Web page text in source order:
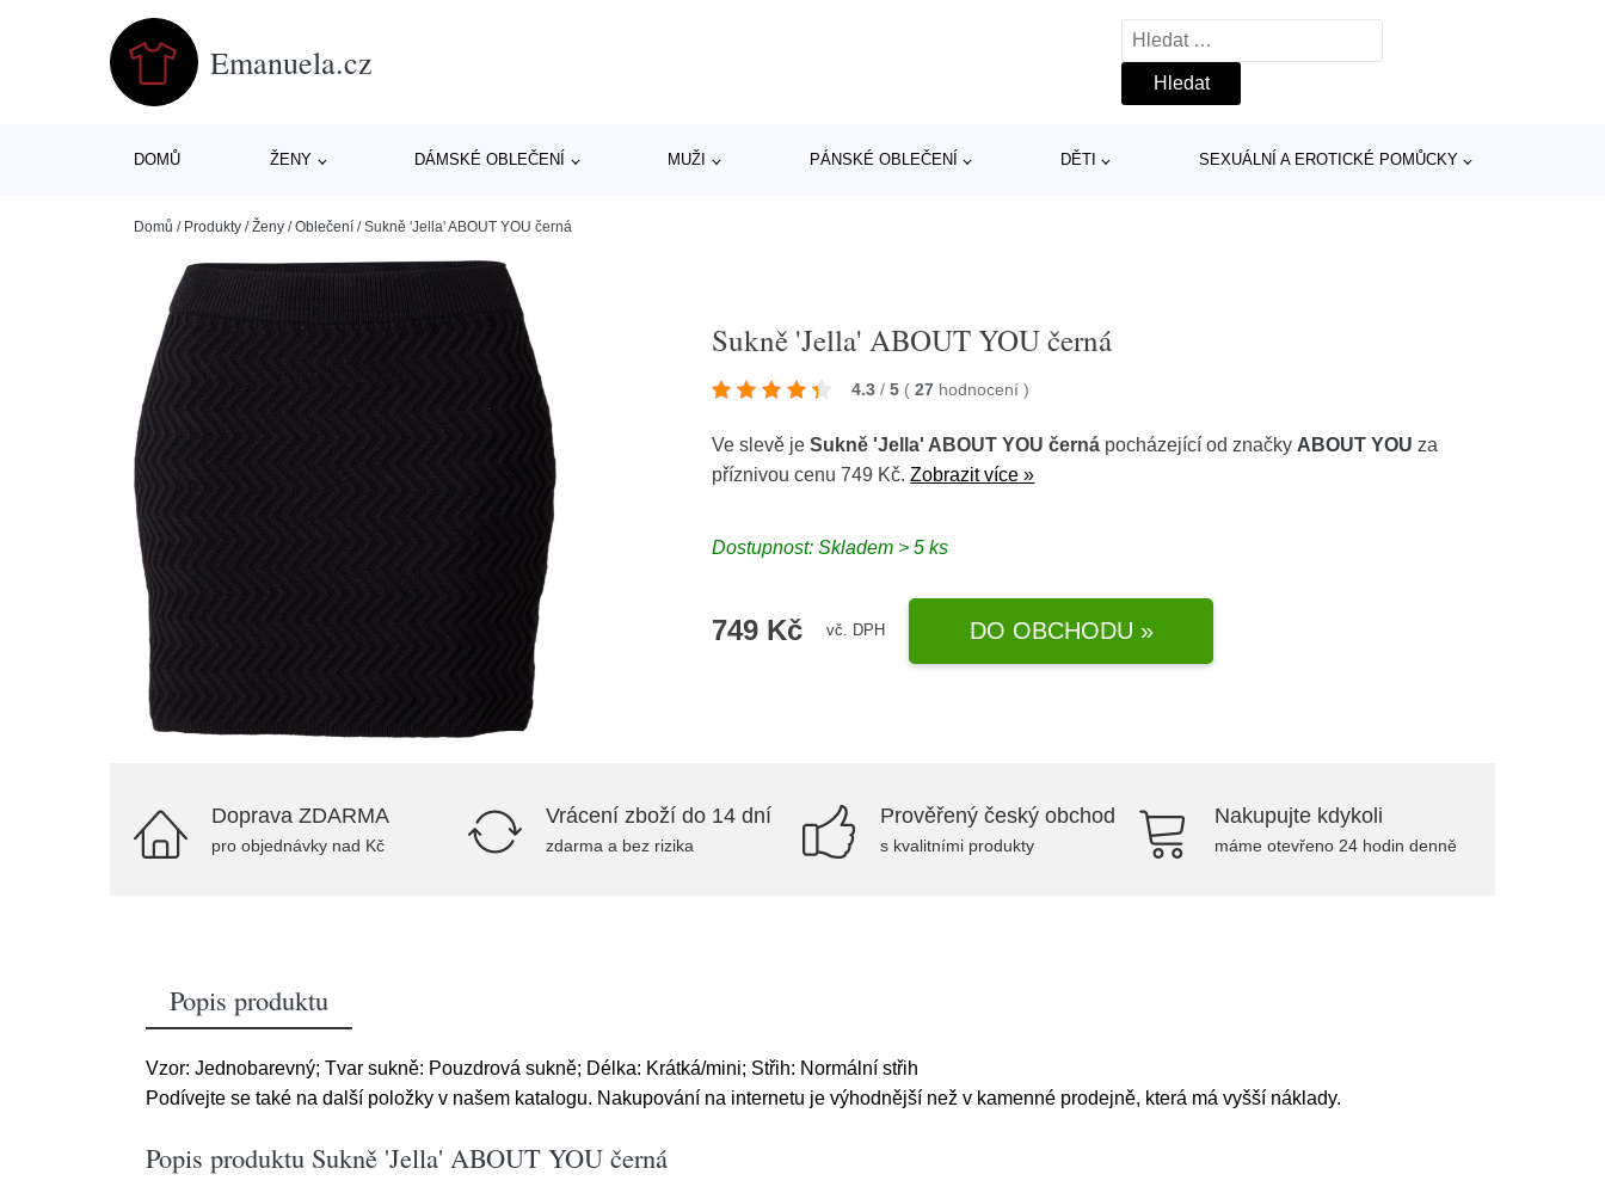
Emanuela.cz
Vyhledávání
DOMŮ ŽENY DÁMSKÉ OBLEČENÍ MUŽI PÁNSKÉ OBLEČENÍ DĚTI SEXUÁLNÍ A EROTICKÉ POMŮCKY
Domů / Produkty /Ženy /Oblečení /Sukně 'Jella' ABOUT YOU černá
Sukně 'Jella' ABOUT YOU černá
4.3 / 5 ( 27 hodnocení)
Ve slevě jeSukně 'Jella' ABOUT YOU černá pocházející od značky ABOUT YOU za
příznivou cenu 749 Kč.Zobrazit více »
Dostupnost: Skladem > 5 ks
749 Kč vč. DPH DO OBCHODU »
Doprava ZDARMA
pro objednávky nad Kč
Vrácení zboží do 14 dní
zdarma a bez rizika
Prověřený český obchod
s kvalitními produkty
Nakupujte kdykoli
máme otevřeno 24 hodin denně
Popis produktu
Vzor: Jednobarevný; Tvar sukně: Pouzdrová sukně; Délka: Krátká/mini; Střih: Normální střih
Podívejte se také na další položky v našem katalogu. Nakupování na internetu je výhodnější než v kamenné prodejně, která má vyšší náklady.
Popis produktu Sukně 'Jella' ABOUT YOU černá